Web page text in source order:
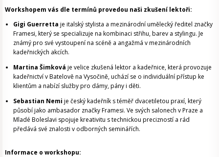
Workshopem vás dle termínů provedou naši zkušení lektoři:
Gigi Guerretta je italský stylista a mezinárodní umělecký ředitel značky
Framesi, který se specializuje na kombinaci střihu, barev a stylingu. Je
známý pro své vystoupení na scéně a angažmá v mezinárodních
kadeřnických akcích.
Martina Šimková je velice zkušená lektor a kadeřnice, která provozuje
kadeřnictví v Batelově na Vysočině, uchází se o individuální přístup ke
klientům a nabízí služby pro dámy, pány i děti.
Sebastian Nemi je český kadeřník s téměř dvacetiletou praxí, který
působí jako ambasador značky Framesi. Ve svých salonech v Praze a
Mladé Boleslavi spojuje kreativitu s technickou precizností a rád
předává své znalosti v odborných seminářích.
Informace o workshopu: